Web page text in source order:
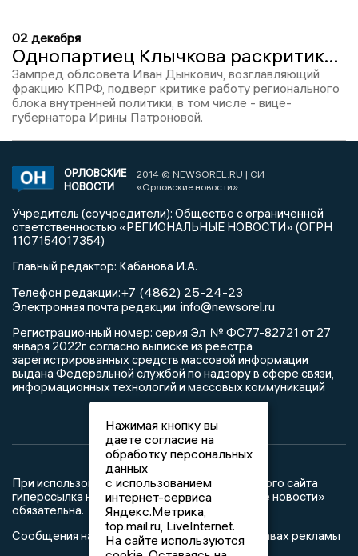
02 декабря
Однопартиец Клычкова раскритиковал его подчиненных
Зампред облсовета Иван Дынкович, возглавляющий
фракцию КПРФ, подверг критике работу регионального
блока внутренней политики, в том числе - вице-
губернатора Ирины Патроновой.
ОРЛОВСКИЕ
НОВОСТИ
2014 © NEWSOREL.RU | СИ
«Орловские новости»
Учредитель (соучредители): Общество с ограниченной
ответственностью «РЕГИОНАЛЬНЫЕ НОВОСТИ» (ОГРН
1107154017354)
Главный редактор: Кабанова И.А.
Телефон редакции:+7 (4862) 25-24-23
Электронная почта редакции: info@newsorel.ru
Регистрационный номер: серия Эл № ФС77-82721 от 27
января 2022г. согласно выписке из реестра
зарегистрированных средств массовой информации
выдана Федеральной службой по надзору в сфере связи,
информационных технологий и массовых коммуникаций
При использовании любого материала с данного сайта
гиперссылка на Сетевое издание «Орловские новости»
обязательна.
Сообщения на сером фоне размещены на правах рекламы
Нажимая кнопку вы
даете согласие на
обработку персональных
данных
с использованием
интернет-сервиса
Яндекс.Метрика,
top.mail.ru, LiveInternet.
На сайте используются